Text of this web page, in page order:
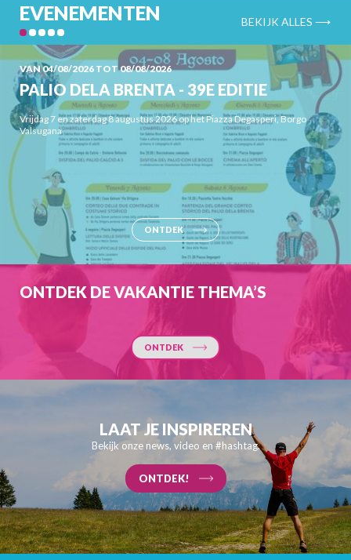
EVENEMENTEN BEKIJK ALLES ⟶
VAN 04/08/2026 TOT 08/08/2026
PALIO DELA BRENTA - 39E EDITIE
Vrijdag 7 en zaterdag 8 augustus 2026 op het Piazza Degasperi, Borgo
Valsugana
ONTDEK
ONTDEK DE VAKANTIE THEMA’S
ONTDEK
LAAT JE INSPIREREN
Bekijk onze news, video en #hashtag.
ONTDEK!